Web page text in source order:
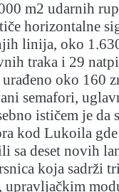
m2 udarnih
horizontalne
linija, oko
traka i 29
oko 160
semafori,
ističem je
kod Lukoila
sa deset novih
koja sadrži
upravljačkim